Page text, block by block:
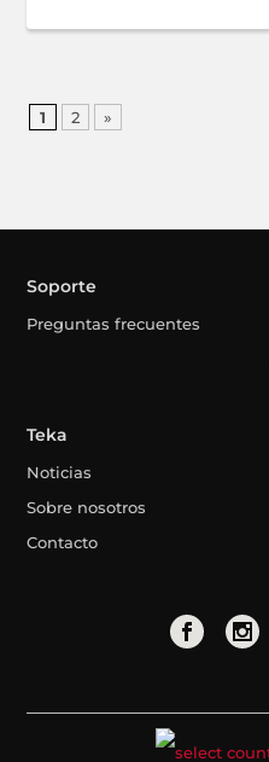
1 2 »
Soporte
Preguntas frecuentes
Teka
Noticias
Sobre nosotros
Contacto